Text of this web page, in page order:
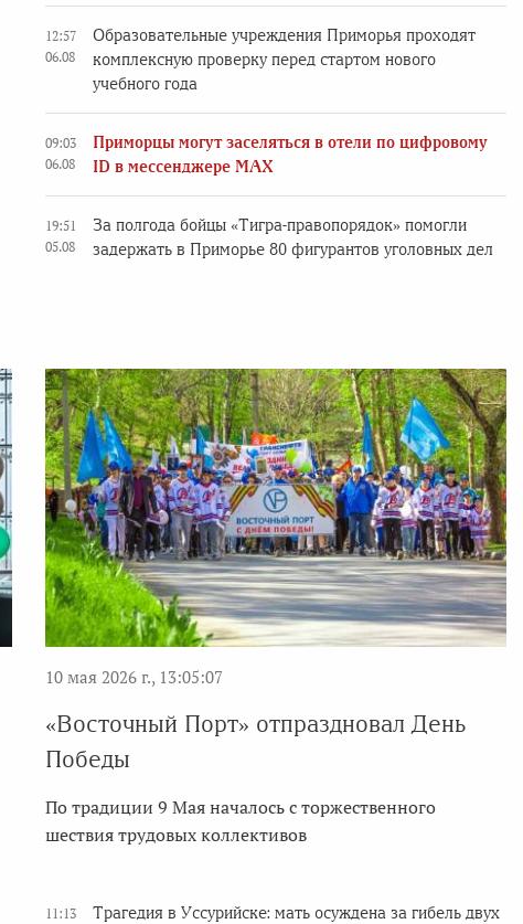
12:57
06.08
Образовательные учреждения Приморья проходят
комплексную проверку перед стартом нового
учебного года
09:03
06.08
Приморцы могут заселяться в отели по цифровому
ID в мессенджере MAX
19:51
05.08
За полгода бойцы «Тигра-правопорядок» помогли
задержать в Приморье 80 фигурантов уголовных дел
10 мая 2026 г., 13:05:07
«Восточный Порт» отпраздновал День
Победы
По традиции 9 Мая началось с торжественного
шествия трудовых коллективов
11:13
Трагедия в Уссурийске: мать осуждена за гибель двух